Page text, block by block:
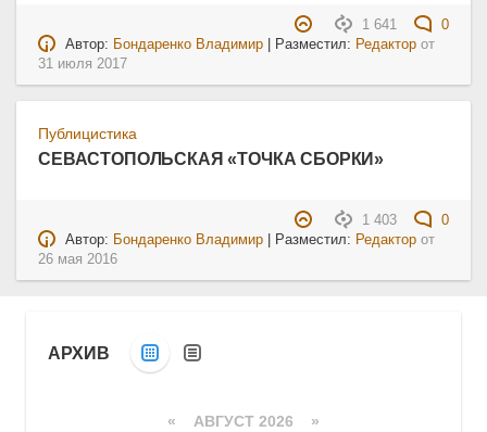
1 641
0
Автор: Бондаренко Владимир | Разместил: Редактор от
31 июля 2017
Публицистика
СЕВАСТОПОЛЬСКАЯ «ТОЧКА СБОРКИ»
1 403
0
Автор: Бондаренко Владимир | Разместил: Редактор от
26 мая 2016
АРХИВ
« АВГУСТ 2026 »